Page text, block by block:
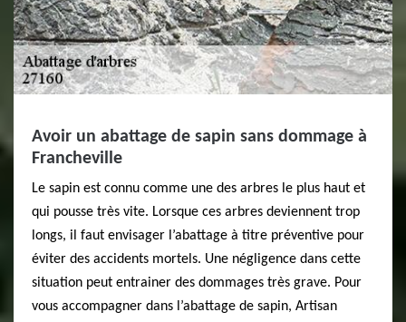
Avoir un abattage de sapin sans dommage à
Francheville
Le sapin est connu comme une des arbres le plus haut et
qui pousse très vite. Lorsque ces arbres deviennent trop
longs, il faut envisager l’abattage à titre préventive pour
éviter des accidents mortels. Une négligence dans cette
situation peut entrainer des dommages très grave. Pour
vous accompagner dans l’abattage de sapin, Artisan